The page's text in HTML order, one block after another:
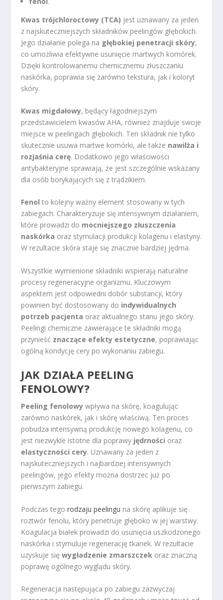
Kwas trójchloroctowy (TCA) jest uznawany za jeden
z najskuteczniejszych składników peelingów głębokich.
Jego działanie polega na głębokiej penetracji skóry,
co umożliwia efektywne usunięcie martwych komórek.
Dzięki kontrolowanemu chemicznemu złuszczaniu
naskórka, poprawia się zarówno tekstura, jak i koloryt
skóry.
Kwas migdałowy, będący łagodniejszym
przedstawicielem kwasów AHA, również znajduje swoje
miejsce w peelingach głębokich. Ten składnik nie tylko
skutecznie usuwa martwe komórki, ale także nawilża i
rozjaśnia cerę. Dodatkowo jego właściwości
antybakteryjne sprawiają, że jest szczególnie wskazany
dla osób borykających się z trądzikiem.
Fenol to kolejny ważny element stosowany w tych
zabiegach. Charakteryzuje się intensywnym działaniem,
które prowadzi do mocniejszego złuszczenia
naskórka oraz stymulacji produkcji kolagenu i elastyny.
W rezultacie skóra staje się znacznie bardziej jędrna.
Wszystkie wymienione składniki wspierają naturalne
procesy regeneracyjne organizmu. Kluczowym
aspektem jest odpowiedni dobór substancji, który
powinien być dostosowany do indywidualnych
potrzeb pacjenta oraz aktualnego stanu jego skóry.
Peelingi chemiczne zawierające te składniki mogą
przynieść znaczące efekty estetyczne, poprawiając
ogólną kondycję cery po wykonaniu zabiegu.
JAK DZIAŁA PEELING
FENOLOWY?
Peeling fenolowy wpływa na skórę, koagulując
zarówno naskórek, jak i skórę właściwą. Ten proces
pobudza intensywną produkcję nowego kolagenu, co
jest niezwykle istotne dla poprawy jędrności oraz
elastyczności cery. Uznawany za jeden z
najskuteczniejszych i najbardziej intensywnych
peelingów, jego efekty można dostrzec już po
pierwszym zabiegu.
Podczas tegorodzaju peelingu na skórę aplikuje się
roztwór fenolu, który penetruje głęboko w jej warstwy.
Koagulacja białek prowadzi do usunięcia uszkodzonego
naskórka i stymuluje regenerację tkanek. W rezultacie
uzyskuje sięwygładzenie zmarszczek oraz znaczną
poprawę ogólnego wyglądu skóry.
Regeneracja następująca po zabiegu zazwyczaj